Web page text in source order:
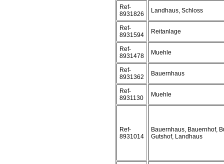
Ref-
8931826
Landhaus, Schloss
Ref-
8931594
Reitanlage
Ref-
8931478
Muehle
Ref-
8931362
Bauernhaus
Ref-
8931130
Muehle
Ref-
8931014
Bauernhaus, Bauernhof,
Gutshof, Landhaus